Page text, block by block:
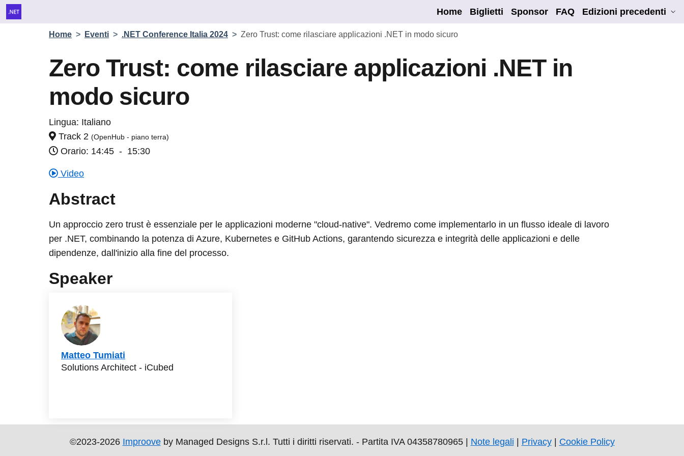
Home Biglietti Sponsor FAQ Edizioni precedenti
Home > Eventi > .NET Conference Italia 2024 > Zero Trust: come rilasciare applicazioni .NET in modo sicuro
Zero Trust: come rilasciare applicazioni .NET in
modo sicuro
Lingua: Italiano
Track 2 (OpenHub - piano terra)
Orario: 14:45 - 15:30
Video
Abstract
Un approccio zero trust è essenziale per le applicazioni moderne "cloud-native". Vedremo come implementarlo in un flusso ideale di lavoro
per .NET, combinando la potenza di Azure, Kubernetes e GitHub Actions, garantendo sicurezza e integrità delle applicazioni e delle
dipendenze, dall'inizio alla fine del processo.
Speaker
Matteo Tumiati
Solutions Architect - iCubed
©2023-2026 Improoveby Managed Designs S.r.l. Tutti i diritti riservati. - Partita IVA 04358780965 | Note legali Privacy| Cookie Policy